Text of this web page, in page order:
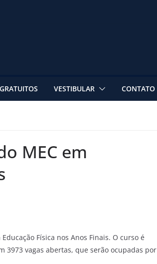
VESTIBULAR CONTATO
MEC em
Física nos Anos Finais. O curso é
3973 vagas abertas, que serão ocupadas por